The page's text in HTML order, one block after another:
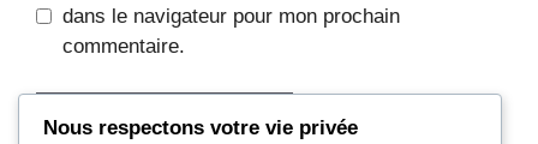
dans le navigateur pour mon prochain
commentaire.
Nous respectons votre vie privée